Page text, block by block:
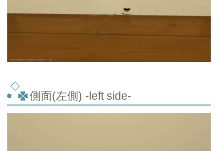
側面(左側) -left side-